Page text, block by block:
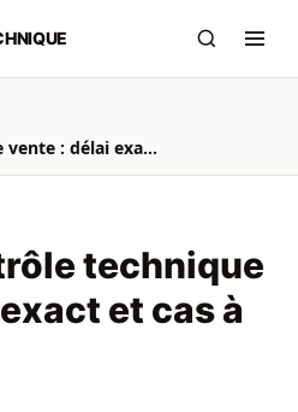
Validité contrôle technique vente : délai exact et cas à connaître
technique
et cas à